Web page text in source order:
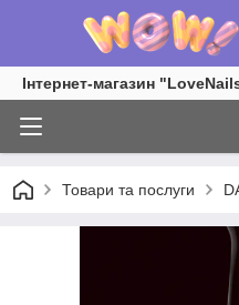
Інтернет-магазин
Товари та послуги